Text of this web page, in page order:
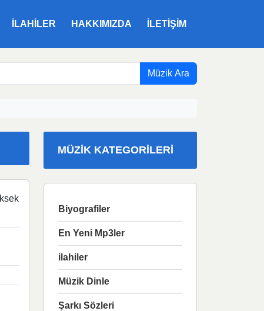
ILAHILER HAKKIMIZDA İLETIŞIM
Müzik Ara
MÜZIK KATEGORILERI
Biyografiler
En Yeni Mp3ler
ilahiler
Müzik Dinle
Şarkı Sözleri